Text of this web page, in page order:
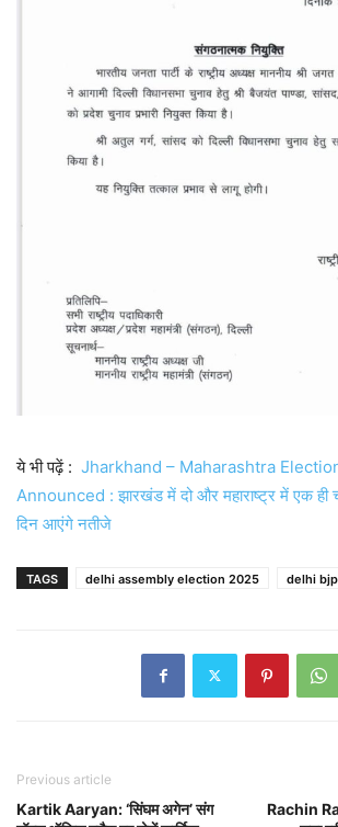
ये भी पढ़ें : Jharkhand – Maharashtra
Announced : झारखंड में दो और महाराष्ट्र में एक ही
दिन आएंगे नतीजे
TAGS delhi assembly election 2025 delhi bjp
Previous article
Kartik Aaryan: ‘सिंघम अगेन’ संग
Rachin